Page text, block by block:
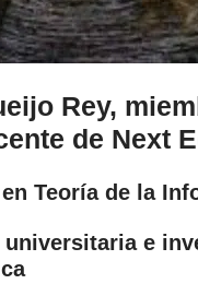
Rey,
de Next
Teoría de la
universitaria e